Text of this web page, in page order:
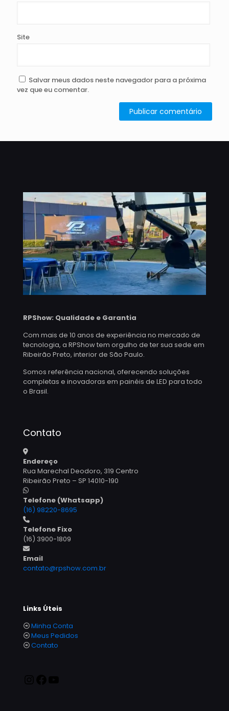
Site
Salvar meus dados neste navegador para a próxima
vez que eu comentar.
RPShow: Qualidade e Garantia
Com mais de 10 anos de experiência no mercado de
tecnologia, a RPShow tem orgulho de ter sua sede em
Ribeirão Preto, interior de São Paulo.
Somos referência nacional, oferecendo soluções
completas e inovadoras em painéis de LED para todo
o Brasil.
Contato
Endereço
Rua Marechal Deodoro, 319 Centro
Ribeirão Preto – SP 14010-190
Telefone (Whatsapp)
(16) 98220-8695
Telefone Fixo
(16) 3900-1809
Email
contato@rpshow.com.br
Links Úteis
Minha Conta
Meus Pedidos
Contato